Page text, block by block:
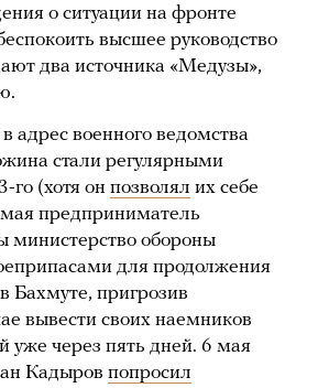
о ситуации на фронте
высшее руководство
два источника «Медузы»,
адрес военного ведомства
стали регулярными
го (хотя он позволял их себе
предприниматель
министерство обороны
для продолжения
Бахмуте, пригрозив
вывести своих наемников
уже через пять дней. 6 мая
Кадыров попросил